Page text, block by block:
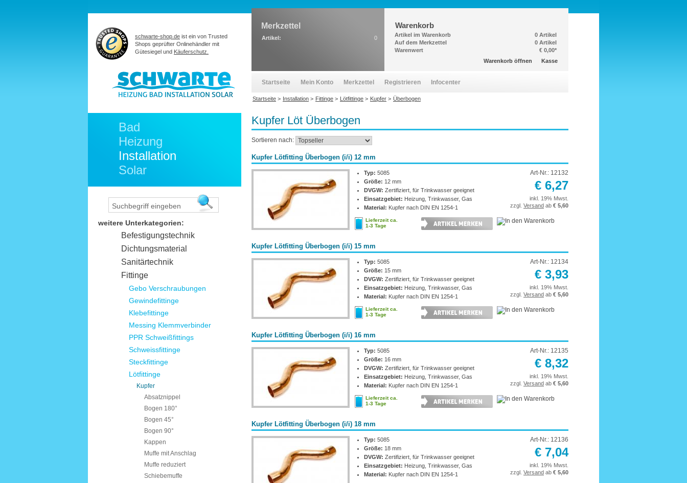
Kupfer Löt Überbogen
Sortieren nach:
Kupfer Lötfitting Überbogen (i/i) 12 mm
Typ: 5085
Größe: 12 mm
DVGW: Zertifiziert, für Trinkwasser geeignet
Einsatzgebiet: Heizung, Trinkwasser, Gas
Material: Kupfer nach DIN EN 1254-1
Art-Nr.: 12132
€ 6,27
inkl. 19% Mwst.
zzgl. Versand ab € 5,60
Lieferzeit ca.
1-3 Tage
Kupfer Lötfitting Überbogen (i/i) 15 mm
Typ: 5085
Größe: 15 mm
DVGW: Zertifiziert, für Trinkwasser geeignet
Einsatzgebiet: Heizung, Trinkwasser, Gas
Material: Kupfer nach DIN EN 1254-1
Art-Nr.: 12134
€ 3,93
inkl. 19% Mwst.
zzgl. Versand ab € 5,60
Lieferzeit ca.
1-3 Tage
Kupfer Lötfitting Überbogen (i/i) 16 mm
Typ: 5085
Größe: 16 mm
DVGW: Zertifiziert, für Trinkwasser geeignet
Einsatzgebiet: Heizung, Trinkwasser, Gas
Material: Kupfer nach DIN EN 1254-1
Art-Nr.: 12135
€ 8,32
inkl. 19% Mwst.
zzgl. Versand ab € 5,60
Lieferzeit ca.
1-3 Tage
Kupfer Lötfitting Überbogen (i/i) 18 mm
Typ: 5085
Größe: 18 mm
DVGW: Zertifiziert, für Trinkwasser geeignet
Einsatzgebiet: Heizung, Trinkwasser, Gas
Material: Kupfer nach DIN EN 1254-1
Art-Nr.: 12136
€ 7,04
inkl. 19% Mwst.
zzgl. Versand ab € 5,60
Bad
Heizung
Installation
Solar
weitere Unterkategorien:
Befestigungstechnik
Dichtungsmaterial
Sanitärtechnik
Fittinge
Gebo Verschraubungen
Gewindefittinge
Klebefittinge
Messing Klemmverbinder
PPR Schweißfittings
Schweissfittinge
Steckfittinge
Lötfittinge
Kupfer
Absatznippel
Bogen 180°
Bogen 45°
Bogen 90°
Kappen
Muffe mit Anschlag
Muffe reduziert
Schiebemuffe
schwarte-shop.de ist ein von Trusted
Shops geprüfter Onlinehändler mit
Gütesiegel und Käuferschutz.
Merkzettel
Artikel: 0
Warenkorb
Artikel im Warenkorb
0 Artikel
Auf dem Merkzettel
0 Artikel
Warenwert
€ 0,00*
Warenkorb öffnen
Kasse
Startseite Mein Konto Merkzettel Registrieren Infocenter
Startseite > Installation > Fittinge > Lötfittinge > Kupfer > Überbogen